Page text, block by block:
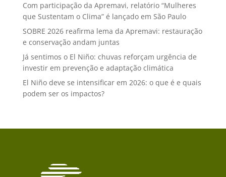
Com participação da Apremavi, relatório “Mulheres
que Sustentam o Clima” é lançado em São Paulo
SOBRE 2026 reafirma lema da Apremavi: restauração
e conservação andam juntas
Já sentimos o El Niño: chuvas reforçam urgência de
investir em prevenção e adaptação climática
El Niño deve se intensificar em 2026: o que é e quais
podem ser os impactos?